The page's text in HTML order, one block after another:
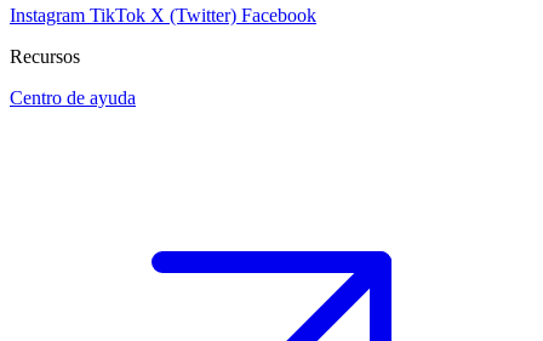
Instagram TikTok X (Twitter) Facebook
Recursos
Centro de ayuda